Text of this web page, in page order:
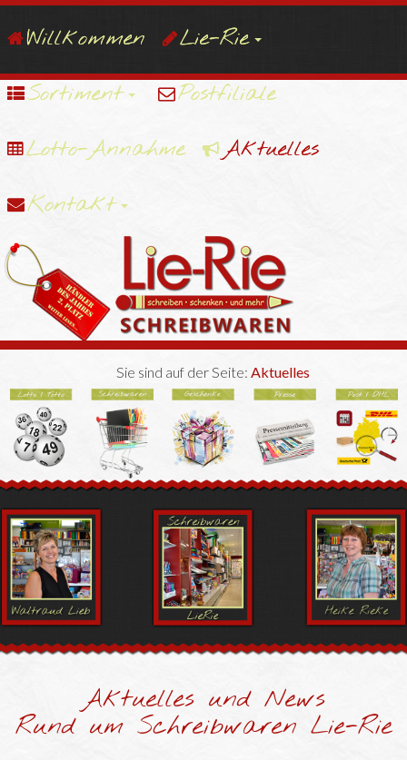
Willkommen
Lie-Rie
Sortiment
Postfiliale
Lotto-Annahme
Aktuelles
Kontakt
Sie sind auf der Seite: Aktuelles
Aktuelles und News
Rund um Schreibwaren Lie-Rie